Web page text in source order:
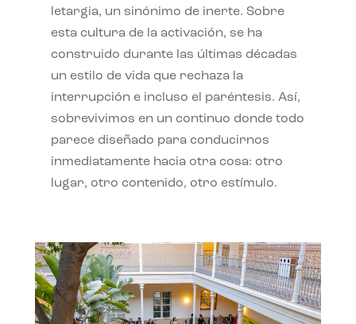
letargia, un sinónimo de inerte. Sobre
esta cultura de la activación, se ha
construido durante las últimas décadas
un estilo de vida que rechaza la
interrupción e incluso el paréntesis. Así,
sobrevivimos en un continuo donde todo
parece diseñado para conducirnos
inmediatamente hacia otra cosa: otro
lugar, otro contenido, otro estímulo.